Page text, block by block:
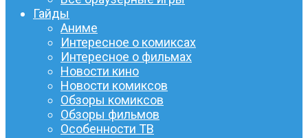
Гайды
Аниме
Интересное о комиксах
Интересное о фильмах
Новости кино
Новости комиксов
Обзоры комиксов
Обзоры фильмов
Особенности ТВ